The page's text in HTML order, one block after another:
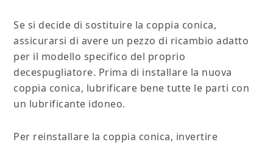
Se si decide di sostituire la coppia conica,
assicurarsi di avere un pezzo di ricambio adatto
per il modello specifico del proprio
decespugliatore. Prima di installare la nuova
coppia conica, lubrificare bene tutte le parti con
un lubrificante idoneo.
Per reinstallare la coppia conica, invertire